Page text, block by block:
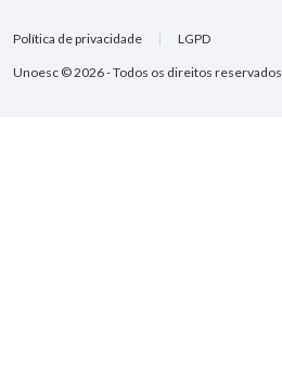
Unoesc © 2026 - Todos os direitos reservados
Política de privacidade LGPD